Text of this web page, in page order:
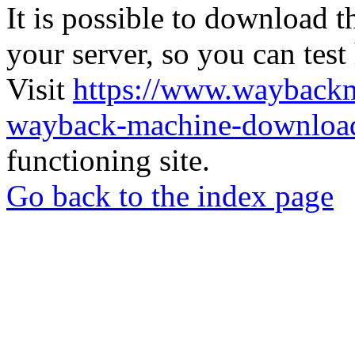
It is possible to download
your server, so you can
Visit https://
wayback-machine-
functioning site.
Go back to the index page